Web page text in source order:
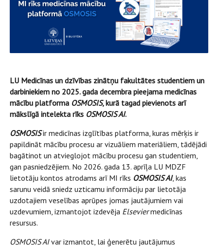
LU Medicīnas un dzīvības zinātņu fakultātes studentiem un
darbiniekiem no 2025. gada decembra pieejama medicīnas
mācību platforma OSMOSIS, kurā tagad pievienots arī
mākslīgā intelekta rīks OSMOSIS AI.
OSMOSISir medicīnas izglītības platforma, kuras mērķis ir
papildināt mācību procesu ar vizuāliem materiāliem, tādējādi
bagātinot un atvieglojot mācību procesu gan studentiem,
gan pasniedzējiem. No 2026. gada 13. aprīļa LU MDZF
lietotāju kontos atrodams arī MI rīks OSMOSIS AI, kas
sarunu veidā sniedz uzticamu informāciju par lietotāja
uzdotajiem veselības aprūpes jomas jautājumiem vai
uzdevumiem, izmantojot izdevēja Elseviermedicīnas
resursus.
OSMOSIS AIvar izmantot, lai ģenerētu jautājumus